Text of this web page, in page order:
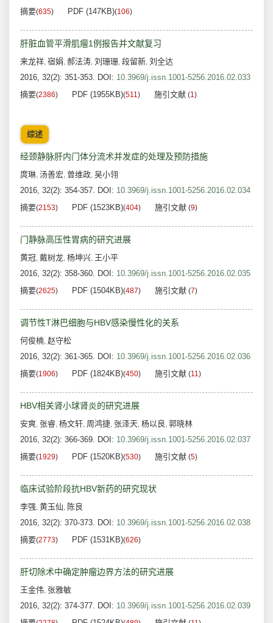
摘要(635) PDF (147KB)(106)
肝脏血管平滑肌瘤1例报告并文献复习
来龙祥, 宿娟, 郝法涛, 刘珊珊, 段留新, 刘全达
2016, 32(2): 351-353. DOI: 10.3969/j.issn.1001-5256.2016.02.033
摘要(2386) PDF (1955KB)(511) 施引文献 (1)
综述
经颈静脉肝内门体分流术并发症的处理及预防措施
庹琳, 汤善宏, 曾维政, 吴小翎
2016, 32(2): 354-357. DOI: 10.3969/j.issn.1001-5256.2016.02.034
摘要(2153) PDF (1523KB)(404) 施引文献 (9)
门静脉高压性胃病的研究进展
黄冠, 戴树龙, 杨坤兴, 王小平
2016, 32(2): 358-360. DOI: 10.3969/j.issn.1001-5256.2016.02.035
摘要(2625) PDF (1504KB)(487) 施引文献 (7)
调节性T淋巴细胞与HBV感染慢性化的关系
何俊楠, 赵守松
2016, 32(2): 361-365. DOI: 10.3969/j.issn.1001-5256.2016.02.036
摘要(1906) PDF (1824KB)(450) 施引文献 (11)
HBV相关肾小球肾炎的研究进展
安爽, 张睿, 杨文轩, 周鸿捷, 张泽天, 杨以良, 郭晓林
2016, 32(2): 366-369. DOI: 10.3969/j.issn.1001-5256.2016.02.037
摘要(1929) PDF (1520KB)(530) 施引文献 (5)
临床试验阶段抗HBV新药的研究现状
李强, 黄玉仙, 陈良
2016, 32(2): 370-373. DOI: 10.3969/j.issn.1001-5256.2016.02.038
摘要(2773) PDF (1531KB)(626)
肝切除术中确定肿瘤边界方法的研究进展
王金伟, 张雅敏
2016, 32(2): 374-377. DOI: 10.3969/j.issn.1001-5256.2016.02.039